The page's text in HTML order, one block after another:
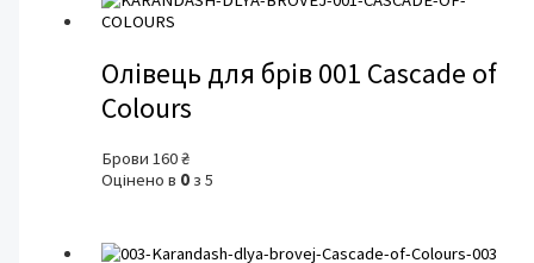
Олівець для брів 001 Cascade of
Colours
Брови160₴
Оцінено в 0 з 5